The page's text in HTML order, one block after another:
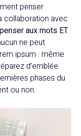
penser
collaboration avec
penser aux mots ET
ne peut
ipsum : même
d’emblée
phases du
ou non.